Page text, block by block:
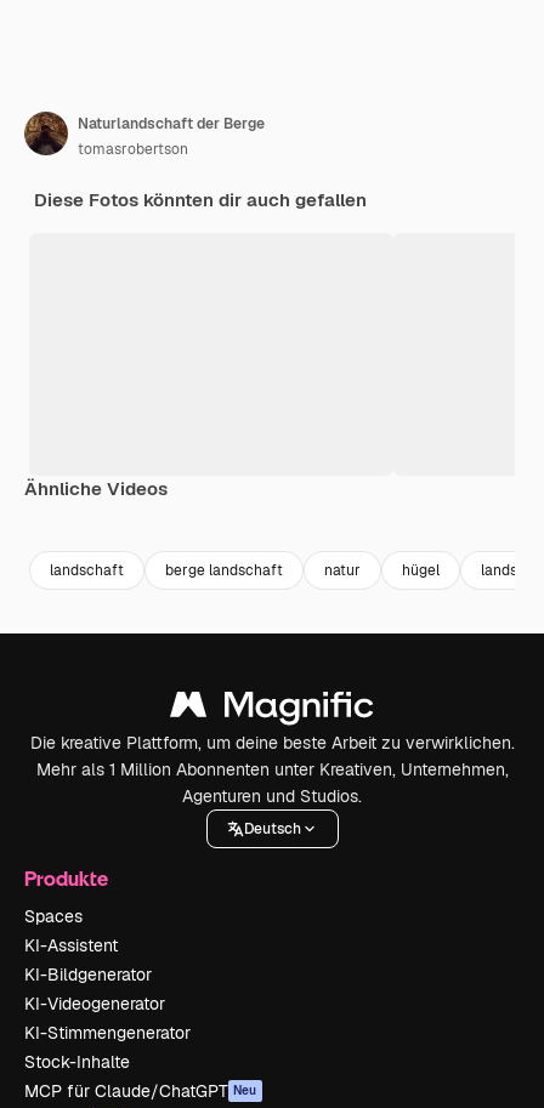
Naturlandschaft der Berge
tomasrobertson
Diese Fotos könnten dir auch gefallen
Ähnliche Videos
landschaft berge landschaft natur hügel
Die kreative Plattform, um deine beste Arbeit zu verwirklichen.
Mehr als 1 Million Abonnenten unter Kreativen, Unternehmen,
Agenturen und Studios.
Deutsch
Produkte
Spaces
KI-Assistent
KI-Bildgenerator
KI-Videogenerator
KI-Stimmengenerator
Stock-Inhalte
MCP für Claude/ChatGPT Neu